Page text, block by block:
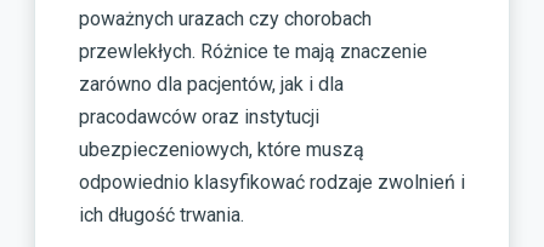
poważnych urazach czy chorobach
przewlekłych. Różnice te mają znaczenie
zarówno dla pacjentów, jak i dla
pracodawców oraz instytucji
ubezpieczeniowych, które muszą
odpowiednio klasyfikować rodzaje zwolnień i
ich długość trwania.